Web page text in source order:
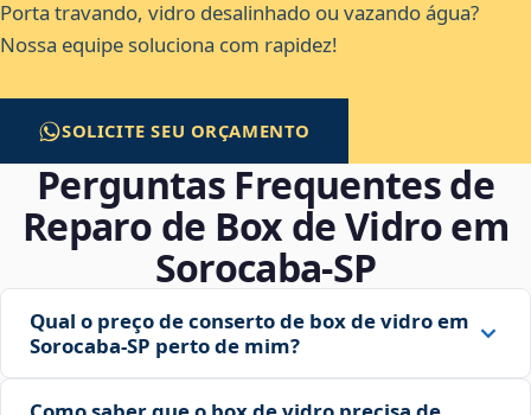
Porta travando, vidro desalinhado ou vazando água?
Nossa equipe soluciona com rapidez!
SOLICITE SEU ORÇAMENTO
Perguntas Frequentes de
Reparo de Box de Vidro em
Sorocaba‑SP
Qual o preço de conserto de box de vidro em
Sorocaba‑SP perto de mim?